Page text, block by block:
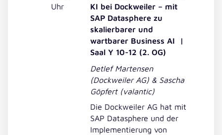
Uhr
KI bei Dockweiler – mit
SAP Datasphere zu
skalierbarer und
wartbarer Business AI |
Saal Y 10-12 (2. OG)
Detlef Martensen
(Dockweiler AG) & Sascha
Göpfert (valantic)
Die Dockweiler AG hat mit
SAP Datasphere und der
Implementierung von